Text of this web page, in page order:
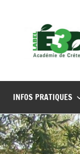
INFOS PRATIQUES